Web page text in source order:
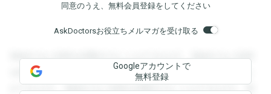
同意のうえ、無料会員登録をしてください
AskDoctorsお役立ちメルマガを受け取る
登録すると回答を閲覧することができます。登録すると回答
を閲覧することができます。登録すると回答を閲覧すること
ができます。登録すると回答を閲覧することができます。登
Googleアカウントで
無料登録